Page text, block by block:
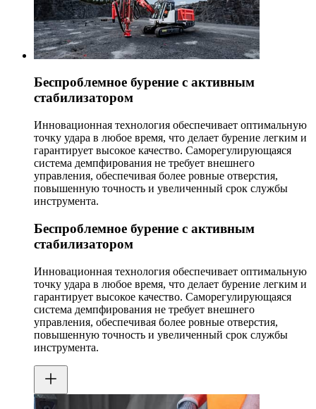
Беспроблемное бурение с активным
стабилизатором
Инновационная технология обеспечивает оптимальную
точку удара в любое время, что делает бурение легким и
гарантирует высокое качество. Саморегулирующаяся
система демпфирования не требует внешнего
управления, обеспечивая более ровные отверстия,
повышенную точность и увеличенный срок службы
инструмента.
Беспроблемное бурение с активным
стабилизатором
Инновационная технология обеспечивает оптимальную
точку удара в любое время, что делает бурение легким и
гарантирует высокое качество. Саморегулирующаяся
система демпфирования не требует внешнего
управления, обеспечивая более ровные отверстия,
повышенную точность и увеличенный срок службы
инструмента.